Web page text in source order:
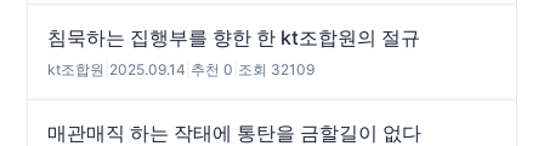
침묵하는 집행부를 향한 한 kt조합원의 절규
kt조합원 2025.09.14 추천 0 조회 32109
매관매직 하는 작태에 통탄을 금할길이 없다